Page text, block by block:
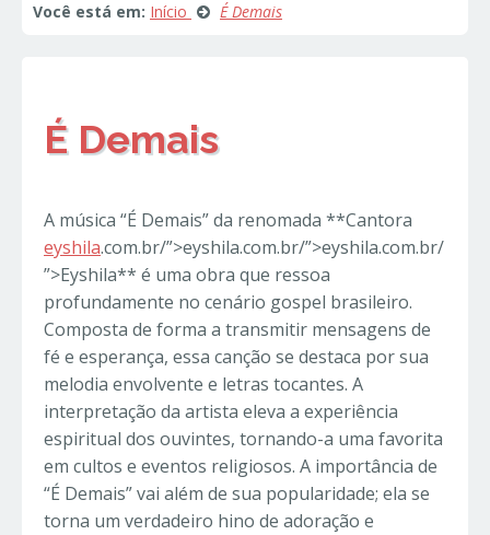
Você está em: Início É Demais
É Demais
A música “É Demais” da renomada **Cantora
eyshila.com.br/”>eyshila.com.br/”>eyshila.com.br/
”>Eyshila** é uma obra que ressoa
profundamente no cenário gospel brasileiro.
Composta de forma a transmitir mensagens de
fé e esperança, essa canção se destaca por sua
melodia envolvente e letras tocantes. A
interpretação da artista eleva a experiência
espiritual dos ouvintes, tornando-a uma favorita
em cultos e eventos religiosos. A importância de
“É Demais” vai além de sua popularidade; ela se
torna um verdadeiro hino de adoração e